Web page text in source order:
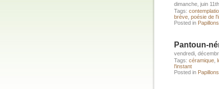
dimanche, juin
Tags:
brève poésie de
Posted in
Pantoun-
vendredi,
Tags: céramique
l'instant
Posted in